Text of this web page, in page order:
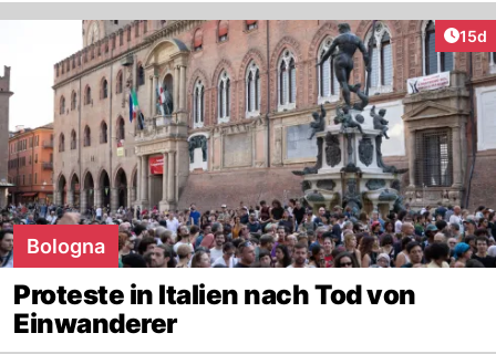
15d
Bologna
Proteste in Italien nach Tod von
Einwanderer